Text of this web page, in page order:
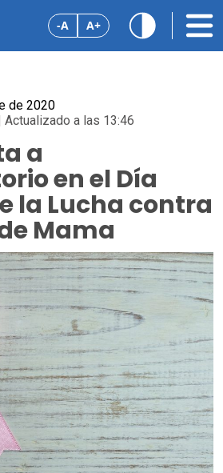
-A A+
de 2020
a las 13:46
a
en el Día
la Lucha contra
Mama